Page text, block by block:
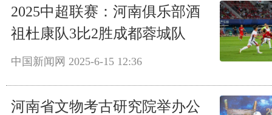
2025中超联赛：河南俱乐部酒
祖杜康队3比2胜成都蓉城队
中国新闻网 2025-6-15 12:36
河南省文物考古研究院举办公